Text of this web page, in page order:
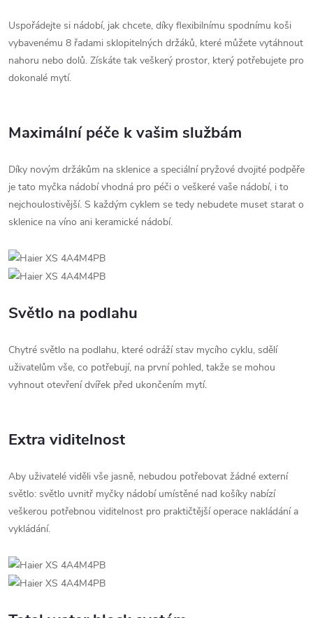
Uspořádejte si nádobí, jak chcete, díky flexibilnímu spodnímu koši
vybavenému 8 řadami sklopitelných držáků, které můžete vytáhnout
nahoru nebo dolů. Získáte tak veškerý prostor, který potřebujete pro
dokonalé mytí.
Maximální péče k vašim službám
Díky novým držákům na sklenice a speciální pryžové dvojité podpěře
je tato myčka nádobí vhodná pro péči o veškeré vaše nádobí, i to
nejchoulostivější. S každým cyklem se tedy nebudete muset starat o
sklenice na víno ani keramické nádobí.
Světlo na podlahu
Chytré světlo na podlahu, které odráží stav mycího cyklu, sdělí
uživatelům vše, co potřebují, na první pohled, takže se mohou
vyhnout otevření dvířek před ukončením mytí.
Extra viditelnost
Aby uživatelé viděli vše jasně, nebudou potřebovat žádné externí
světlo: světlo uvnitř myčky nádobí umístěné nad košíky nabízí
veškerou potřebnou viditelnost pro praktičtější operace nakládání a
vykládání.